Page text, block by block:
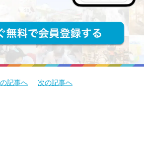
記事へ 次の記事へ